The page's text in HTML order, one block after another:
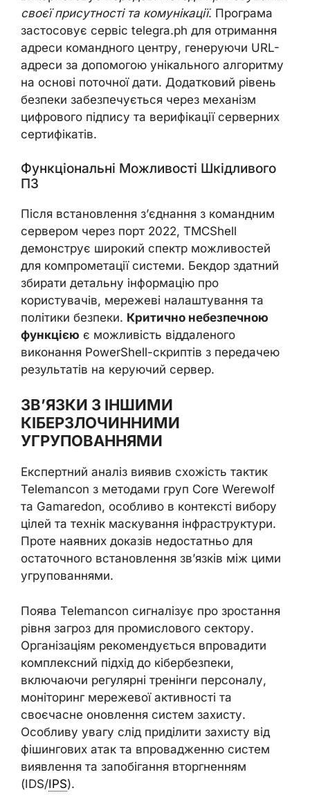
своєї присутності та комунікації. Програма
застосовує сервіс telegra.ph для отримання
адреси командного центру, генеруючи URL-
адреси за допомогою унікального алгоритму
на основі поточної дати. Додатковий рівень
безпеки забезпечується через механізм
цифрового підпису та верифікації серверних
сертифікатів.
Функціональні Можливості Шкідливого
ПЗ
Після встановлення з’єднання з командним
сервером через порт 2022, TMCShell
демонструє широкий спектр можливостей
для компрометації системи. Бекдор здатний
збирати детальну інформацію про
користувачів, мережеві налаштування та
політики безпеки. Критично небезпечною
функцією є можливість віддаленого
виконання PowerShell-скриптів з передачею
результатів на керуючий сервер.
ЗВ’ЯЗКИ З ІНШИМИ
КІБЕРЗЛОЧИННИМИ
УГРУПОВАННЯМИ
Експертний аналіз виявив схожість тактик
Telemancon з методами груп Core Werewolf
та Gamaredon, особливо в контексті вибору
цілей та технік маскування інфраструктури.
Проте наявних доказів недостатньо для
остаточного встановлення зв’язків між цими
угрупованнями.
Поява Telemancon сигналізує про зростання
рівня загроз для промислового сектору.
Організаціям рекомендується впровадити
комплексний підхід до кібербезпеки,
включаючи регулярні тренінги персоналу,
моніторинг мережевої активності та
своєчасне оновлення систем захисту.
Особливу увагу слід приділити захисту від
фішингових атак та впровадженню систем
виявлення та запобігання вторгненням
(IDS/IPS).